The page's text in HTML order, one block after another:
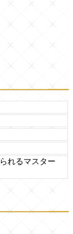
れるマスター